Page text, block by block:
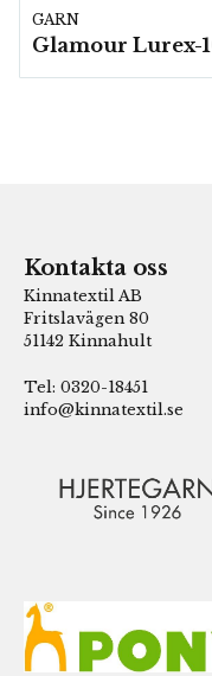
GARN
Kontakta oss
Kinnatextil AB
Fritslavägen 80
51142 Kinnahult
Tel: 0320-18451
info@kinnatextil.se